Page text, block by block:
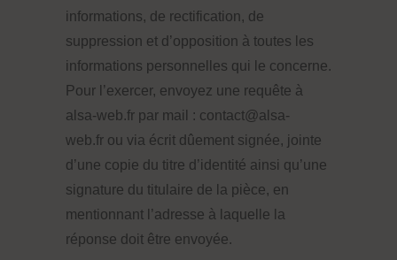
informations, de rectification, de
suppression et d’opposition à toutes les
informations personnelles qui le concerne.
Pour l’exercer, envoyez une requête à
alsa-web.fr par mail : contact@alsa-
web.fr ou via écrit dûement signée, jointe
d’une copie du titre d’identité ainsi qu’une
signature du titulaire de la pièce, en
mentionnant l’adresse à laquelle la
réponse doit être envoyée.